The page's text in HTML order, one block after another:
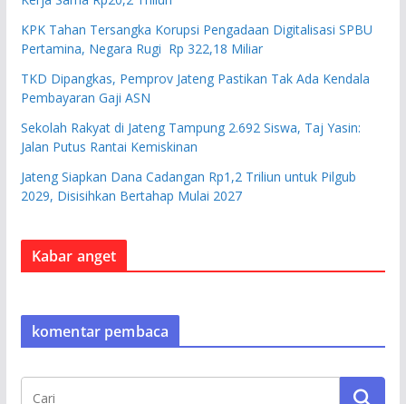
KPK Tahan Tersangka Korupsi Pengadaan Digitalisasi SPBU
Pertamina, Negara Rugi Rp 322,18 Miliar
TKD Dipangkas, Pemprov Jateng Pastikan Tak Ada Kendala
Pembayaran Gaji ASN
Sekolah Rakyat di Jateng Tampung 2.692 Siswa, Taj Yasin:
Jalan Putus Rantai Kemiskinan
Jateng Siapkan Dana Cadangan Rp1,2 Triliun untuk Pilgub
2029, Disisihkan Bertahap Mulai 2027
Kabar anget
komentar pembaca